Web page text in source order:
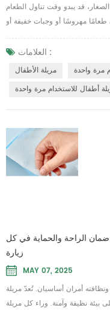
قد يبدو وقت تناول الطعام
مهروسًا أو وجبات خفيفة أو
يأتي دور...مريلة الأطفالإنها
عنصر لا غنى عنه في الروتين
السنوات الأخيرة هومريلة أطفال
العلامات :
مريلة الأطفال
مرة واحدة
أطفال للاستخدام مرة واحدة
ضمان الراحة والحماية في كل
زيارة
MAY 07, 2025
أمران أساسيان. تُعدّ مريلة
بيئة نظيفة وآمنة. وراء كل مريلة